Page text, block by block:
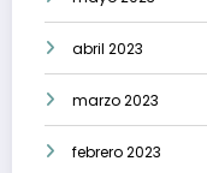
abril 2023
marzo 2023
febrero 2023